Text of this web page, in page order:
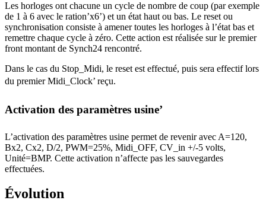
Les horloges ont chacune un cycle de nombre de coup (par exemple
de 1 à 6 avec le ration’x6’) et un état haut ou bas. Le reset ou
synchronisation consiste à amener toutes les horloges à l’état bas et
remettre chaque cycle à zéro. Cette action est réalisée sur le premier
front montant de Synch24 rencontré.
Dans le cas du Stop_Midi, le reset est effectué, puis sera effectif lors
du premier Midi_Clock’ reçu.
Activation des paramètres usine’
L’activation des paramètres usine permet de revenir avec A=120,
Bx2, Cx2, D/2, PWM=25%, Midi_OFF, CV_in +/-5 volts,
Unité=BMP. Cette activation n’affecte pas les sauvegardes
effectuées.
Évolution